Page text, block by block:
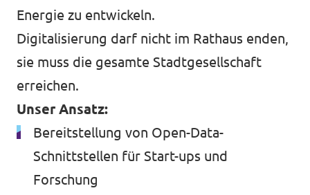
Energie zu entwickeln.
Digitalisierung darf nicht im Rathaus enden,
sie muss die gesamte Stadtgesellschaft
erreichen.
Unser Ansatz:
Bereitstellung von Open-Data-
Schnittstellen für Start-ups und
Forschung